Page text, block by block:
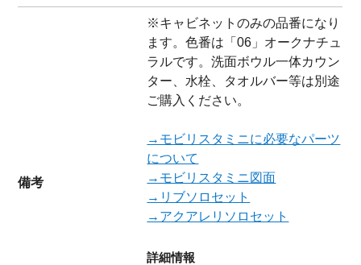
備考
※キャビネットのみの品番になり
ます。色番は「06」オークナチュ
ラルです。洗面ボウル一体カウン
ター、水栓、タオルバー等は別途
ご購入ください。
→モビリスタミニに必要なパーツ
について
→モビリスタミニ図面
→リブソロセット
→アクアレリソロセット
詳細情報